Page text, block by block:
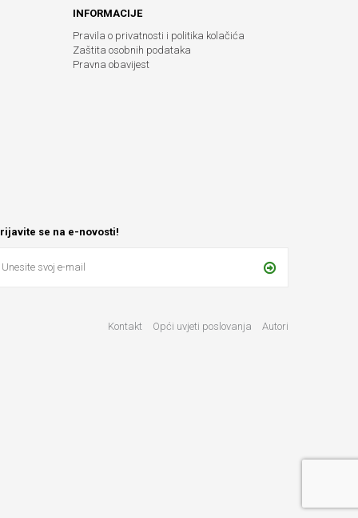
INFORMACIJE
Pravila o privatnosti i politika kolačića
Zaštita osobnih podataka
Pravna obavijest
se na e-novosti!
Kontakt Opći uvjeti poslovanja Autori